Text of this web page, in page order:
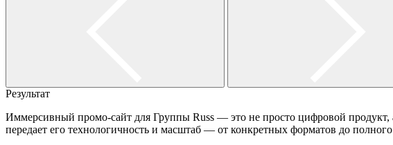
Результат
Иммерсивный промо-сайт для Группы Russ — это не просто цифровой
передает его технологичность и масштаб — от конкретных форматов до полного